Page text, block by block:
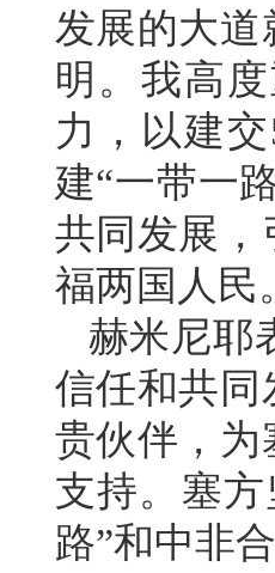
发展的大
明。我高
力，以建
建“一带一
共同发展，
福两国人民。
赫米尼耶
信任和共同
贵伙伴，为
支持。塞
路”和中非